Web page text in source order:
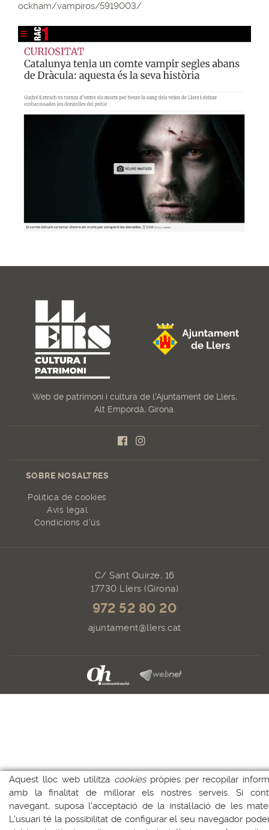
ockham/vampiros/5919003/
Web de patrimoni i cultura de l'Ajuntament de Llers,
Alt Empordà, Girona.
SOBRE NOSALTRES
Política de cookies
Avís legal
Condicions d'ús
C/ Sant Quirze, 16
17730 Llers (Girona)
972 52 80 20
ajuntament@llers.cat
Aquest lloc web utilitza cookiespròpies per recopilar
amb la finalitat de millorar els nostres serveis. Si
navegant, suposa l'acceptació de la instal·lació de les
L'usuari té la possibilitat de configurar el seu navegador